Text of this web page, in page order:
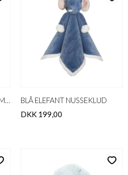
SVEA BUNNIES STOR - CREME 45cm
BLÅ ELEFANT NUSSEKLUD
DKK 199,00